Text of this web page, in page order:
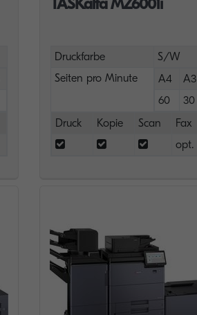
TASKalfa MZ6001i
Druckfarbe
S/W
Seiten pro Minute
A4
A3
60
30
Druck
Kopie Scan
Fax
opt.